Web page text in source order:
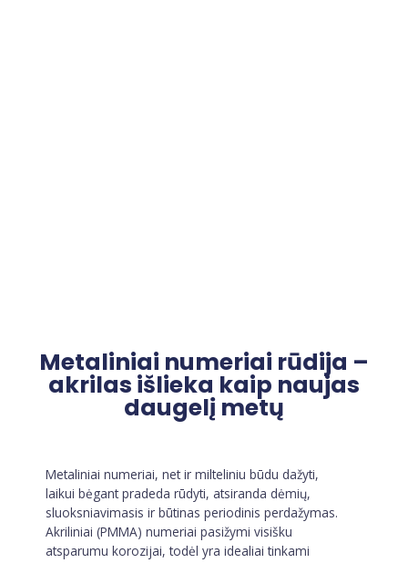
Metaliniai numeriai rūdija –
akrilas išlieka kaip naujas
daugelį metų
Metaliniai numeriai, net ir milteliniu būdu dažyti,
laikui bėgant pradeda rūdyti, atsiranda dėmių,
sluoksniavimasis ir būtinas periodinis perdažymas.
Akriliniai (PMMA) numeriai pasižymi visišku
atsparumu korozijai, todėl yra idealiai tinkami